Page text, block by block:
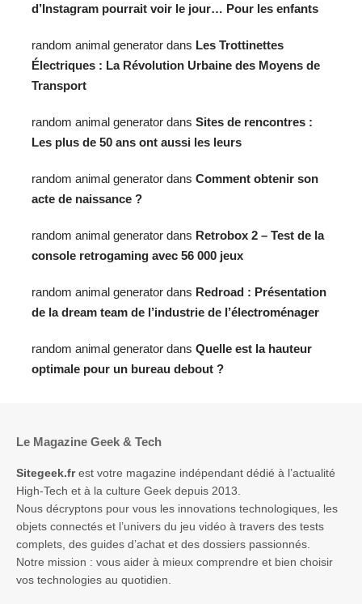
d’Instagram pourrait voir le jour… Pour les enfants
random animal generator dans Les Trottinettes
Électriques : La Révolution Urbaine des Moyens de
Transport
random animal generator dans Sites de rencontres :
Les plus de 50 ans ont aussi les leurs
random animal generator dans Comment obtenir son
acte de naissance ?
random animal generator dans Retrobox 2 – Test de la
console retrogaming avec 56 000 jeux
random animal generator dans Redroad : Présentation
de la dream team de l’industrie de l’électroménager
random animal generator dans Quelle est la hauteur
optimale pour un bureau debout ?
Le Magazine Geek & Tech
Sitegeek.frest votre magazine indépendant dédié à l’actualité
High-Tech et à la culture Geek depuis 2013.
Nous décryptons pour vous les innovations technologiques, les
objets connectés et l’univers du jeu vidéo à travers des tests
complets, des guides d’achat et des dossiers passionnés.
Notre mission : vous aider à mieux comprendre et bien choisir
vos technologies au quotidien.